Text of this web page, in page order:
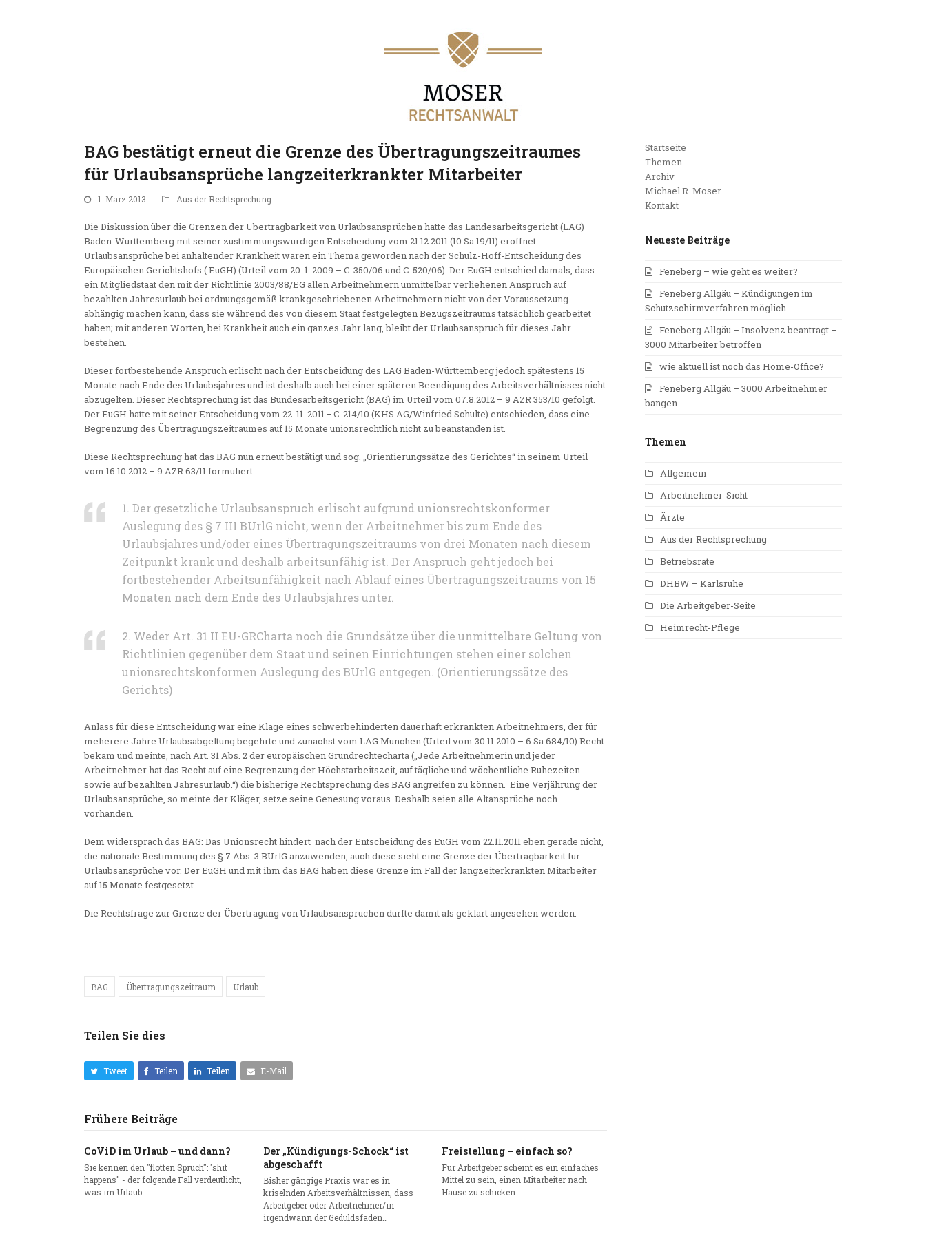
BAG bestätigt erneut die Grenze des Übertragungszeitraumes
für Urlaubsansprüche langzeiterkrankter Mitarbeiter
1. März 2013 Aus der Rechtsprechung
Die Diskussion über die Grenzen der Übertragbarkeit von Urlaubsansprüchen hatte das Landesarbeitsgericht (LAG)
Baden-Württemberg mit seiner zustimmungswürdigen Entscheidung vom 21.12.2011 (10 Sa 19/11) eröffnet.
Urlaubsansprüche bei anhaltender Krankheit waren ein Thema geworden nach der Schulz-Hoff-Entscheidung des
Europäischen Gerichtshofs ( EuGH) (Urteil vom 20. 1. 2009 – C-350/06 und C-520/06). Der EuGH entschied damals, dass
ein Mitgliedstaat den mit der Richtlinie 2003/88/EG allen Arbeitnehmern unmittelbar verliehenen Anspruch auf
bezahlten Jahresurlaub bei ordnungsgemäß krankgeschriebenen Arbeitnehmern nicht von der Voraussetzung
abhängig machen kann, dass sie während des von diesem Staat festgelegten Bezugszeitraums tatsächlich gearbeitet
haben; mit anderen Worten, bei Krankheit auch ein ganzes Jahr lang, bleibt der Urlaubsanspruch für dieses Jahr
bestehen.
Dieser fortbestehende Anspruch erlischt nach der Entscheidung des LAG Baden-Württemberg jedoch spätestens 15
Monate nach Ende des Urlaubsjahres und ist deshalb auch bei einer späteren Beendigung des Arbeitsverhältnisses nicht
abzugelten. Dieser Rechtsprechung ist das Bundesarbeitsgericht (BAG) im Urteil vom 07.8.2012 – 9 AZR 353/10 gefolgt.
Der EuGH hatte mit seiner Entscheidung vom 22. 11. 2011 − C-214/10 (KHS AG/Winfried Schulte) entschieden, dass eine
Begrenzung des Übertragungszeitraumes auf 15 Monate unionsrechtlich nicht zu beanstanden ist.
Diese Rechtsprechung hat das BAG nun erneut bestätigt und sog. „Orientierungssätze des Gerichtes“ in seinem Urteil
vom 16.10.2012 – 9 AZR 63/11 formuliert:
1. Der gesetzliche Urlaubsanspruch erlischt aufgrund unionsrechtskonformer
Auslegung des § 7 III BUrlG nicht, wenn der Arbeitnehmer bis zum Ende des
Urlaubsjahres und/oder eines Übertragungszeitraums von drei Monaten nach diesem
Zeitpunkt krank und deshalb arbeitsunfähig ist. Der Anspruch geht jedoch bei
fortbestehender Arbeitsunfähigkeit nach Ablauf eines Übertragungszeitraums von 15
Monaten nach dem Ende des Urlaubsjahres unter.
2. Weder Art. 31 II EU-GRCharta noch die Grundsätze über die unmittelbare Geltung von
Richtlinien gegenüber dem Staat und seinen Einrichtungen stehen einer solchen
unionsrechtskonformen Auslegung des BUrlG entgegen. (Orientierungssätze des
Gerichts)
Anlass für diese Entscheidung war eine Klage eines schwerbehinderten dauerhaft erkrankten Arbeitnehmers, der für
meherere Jahre Urlaubsabgeltung begehrte und zunächst vom LAG München (Urteil vom 30.11.2010 – 6 Sa 684/10) Recht
bekam und meinte, nach Art. 31 Abs. 2 der europäischen Grundrechtecharta („Jede Arbeitnehmerin und jeder
Arbeitnehmer hat das Recht auf eine Begrenzung der Höchstarbeitszeit, auf tägliche und wöchentliche Ruhezeiten
sowie auf bezahlten Jahresurlaub.“) die bisherige Rechtsprechung des BAG angreifen zu können. Eine Verjährung der
Urlaubsansprüche, so meinte der Kläger, setze seine Genesung voraus. Deshalb seien alle Altansprüche noch
vorhanden.
Dem widersprach das BAG: Das Unionsrecht hindert nach der Entscheidung des EuGH vom 22.11.2011 eben gerade nicht,
die nationale Bestimmung des § 7 Abs. 3 BUrlG anzuwenden, auch diese sieht eine Grenze der Übertragbarkeit für
Urlaubsansprüche vor. Der EuGH und mit ihm das BAG haben diese Grenze im Fall der langzeiterkrankten Mitarbeiter
auf 15 Monate festgesetzt.
Die Rechtsfrage zur Grenze der Übertragung von Urlaubsansprüchen dürfte damit als geklärt angesehen werden.
BAG Übertragungszeitraum Urlaub
Teilen Sie dies
Tweet Teilen Teilen E-Mail
Frühere Beiträge
CoViD im Urlaub – und dann?
Sie kennen den "flotten Spruch": 'shit
happens" - der folgende Fall verdeutlicht,
was im Urlaub…
Der „Kündigungs-Schock“ ist
abgeschafft
Bisher gängige Praxis war es in
kriselnden Arbeitsverhältnissen, dass
Arbeitgeber oder Arbeitnehmer/in
irgendwann der Geduldsfaden…
Freistellung – einfach so?
Für Arbeitgeber scheint es ein einfaches
Mittel zu sein, einen Mitarbeiter nach
Hause zu schicken…
Startseite
Themen
Archiv
Michael R. Moser
Kontakt
Neueste Beiträge
Feneberg – wie geht es weiter?
Feneberg Allgäu – Kündigungen im
Schutzschirmverfahren möglich
Feneberg Allgäu – Insolvenz beantragt –
3000 Mitarbeiter betroffen
wie aktuell ist noch das Home-Office?
Feneberg Allgäu – 3000 Arbeitnehmer
bangen
Themen
Allgemein
Arbeitnehmer-Sicht
Ärzte
Aus der Rechtsprechung
Betriebsräte
DHBW – Karlsruhe
Die Arbeitgeber-Seite
Heimrecht-Pflege